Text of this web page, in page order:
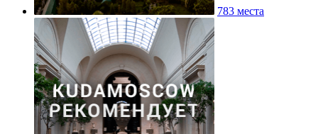
783 места